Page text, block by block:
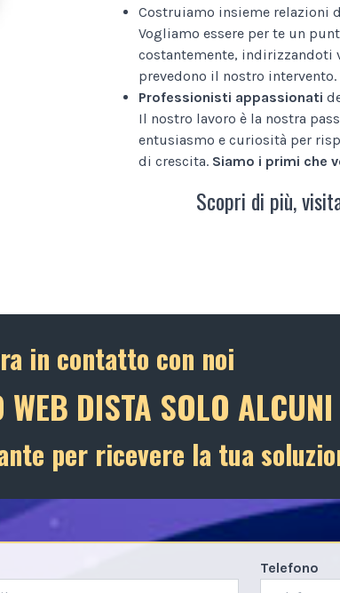
Costruiamo insieme relazioni
Vogliamo essere per te un
costantemente, indirizzandoti
prevedono il nostro intervento.
Professionisti appassionati
Il nostro lavoro è la nostra
entusiasmo e curiosità per
di crescita. Siamo i primi che
Scopri di più,
in contatto con noi
WEB DISTA SOLO
per ricevere la tua
Telefono